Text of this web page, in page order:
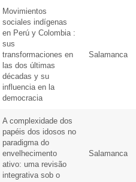
Movimientos
sociales indígenas
en Perú y Colombia :
sus
transformaciones en
las dos últimas
décadas y su
influencia en la
democracia
Salamanca
A complexidade dos
papéis dos idosos no
paradigma do
envelhecimento
ativo: uma revisão
integrativa sob o
Salamanca